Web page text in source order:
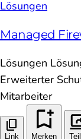
Lösungen
Managed
Lösungen
Erweiterter
Mitarbeiter
Link Merken